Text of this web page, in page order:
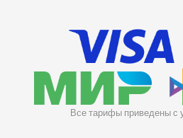
Все тарифы приведены с